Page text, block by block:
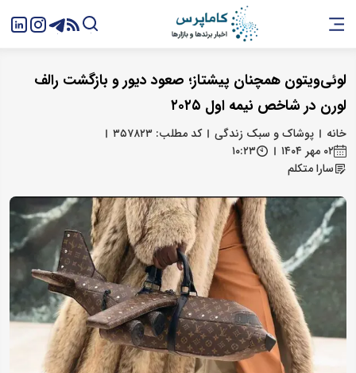
لوئی‌ویتون همچنان پیشتاز؛ صعود دیور و بازگشت رالف
لورن در شاخص نیمه اول ۲۰۲۵
خانه پوشاک و سبک زندگی
کد مطلب: ۳۵۷۸۲۳
۰۲ مهر ۱۴۰۴
۱۰:۲۳
سارا متکلم